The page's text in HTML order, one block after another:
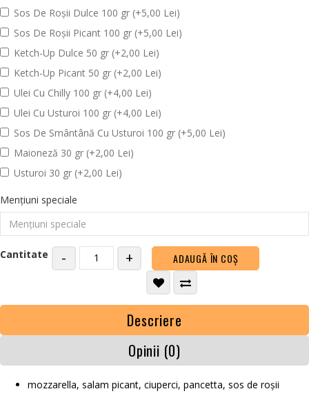
Sos De Roșii Dulce 100 gr (+5,00 Lei)
Sos De Roșii Picant 100 gr (+5,00 Lei)
Ketch-Up Dulce 50 gr (+2,00 Lei)
Ketch-Up Picant 50 gr (+2,00 Lei)
Ulei Cu Chilly 100 gr (+4,00 Lei)
Ulei Cu Usturoi 100 gr (+4,00 Lei)
Sos De Smântână Cu Usturoi 100 gr (+5,00 Lei)
Maioneză 30 gr (+2,00 Lei)
Usturoi 30 gr (+2,00 Lei)
Mențiuni speciale
Cantitate - + ADAUGĂ ÎN COŞ
Descriere
Opinii (0)
mozzarella, salam picant, ciuperci, pancetta, sos de roșii